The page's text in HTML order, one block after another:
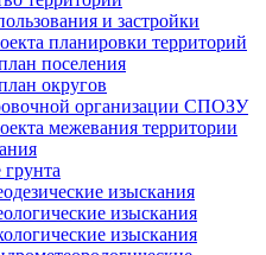
и застройки
планировки территорий
поселения
округов
организации СПОЗУ
межевания территории
изыскания
изыскания
изыскания